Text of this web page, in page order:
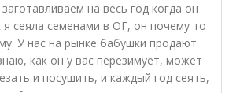
на весь год когда он
я сеяла семенами в ОГ, он почему то
У нас на рынке бабушки продают
как он у вас перезимует, может
и посушить, и каждый год сеять,